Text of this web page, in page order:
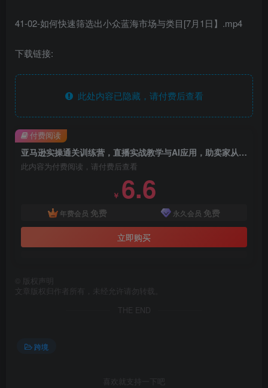
41-02-如何快速筛选出小众蓝海市场与类目[7月1日】.mp4
下载链接:
此处内容已隐藏，请付费后查看
亚马逊实操通关训练营，直播实战教学与AI应用，助卖家从0到精通打造盈利店铺（更新7月3日）
此内容为付费阅读，请付费后查看
￥ 6.6
年费会员 免费 永久会员 免费
立即购买
付费阅读
版权声明
文章版权归作者所有，未经允许请勿转载。
THE END
跨境
喜欢就支持一下吧